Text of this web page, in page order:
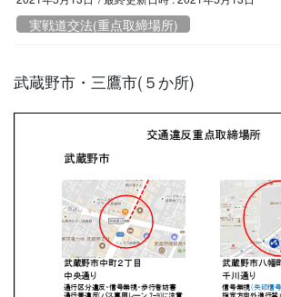
実戦道交法(重点取締場所)
武蔵野市・三鷹市(５か所)